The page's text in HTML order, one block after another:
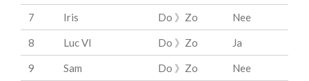
7 Iris Do 》Zo Nee
8 Luc VI Do 》Zo Ja
9 Sam Do 》Zo Nee